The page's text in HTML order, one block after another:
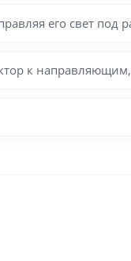
его свет под
к